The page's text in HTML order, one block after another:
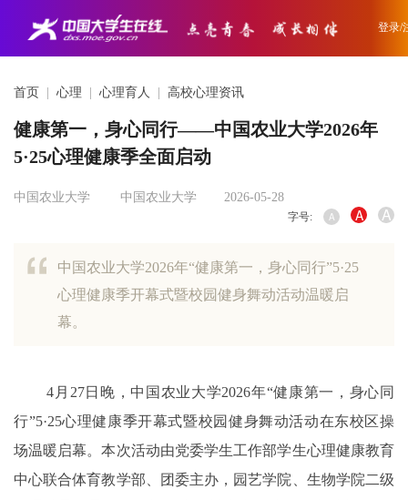
登录/
首页 心理 心理育人 高校心理资讯
健康第一，身心同行——中国农业大学2026年
5·25心理健康季全面启动
中国农业大学 中国农业大学 2026-05-28
字号: A A A
中国农业大学2026年“健康第一，身心同行”5·25
心理健康季开幕式暨校园健身舞动活动温暖启
幕。
4 月 27日晚，中国农业大学2026年“健康第一，身心同
行”5·25心理健康季开幕式暨校园健身舞动活动在东校区操
场温暖启幕。本次活动由党委学生工作部学生心理健康教育
中心联合体育教学部、团委主办，园艺学院、生物学院二级